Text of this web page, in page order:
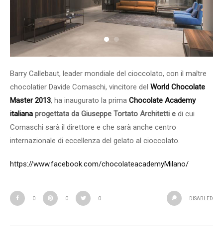
Barry Callebaut, leader mondiale del cioccolato, con il maître
chocolatier Davide Comaschi, vincitore del World Chocolate
Master 2013, ha inaugurato la prima Chocolate Academy
italiana progettata da Giuseppe Tortato Architetti e di cui
Comaschi sarà il direttore e che sarà anche centro
internazionale di eccellenza del gelato al cioccolato.
https://www.facebook.com/chocolateacademyMilano/
0 0 0 DISABLED